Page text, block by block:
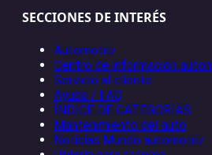
SECCIONES DE INTERÉS
Automotriz
Centro de información
Servicio al cliente
Ayuda / FAQ
ÍNDICE DE CATEGORÍAS
Mantenimiento del auto
Noticias Mundo automotriz